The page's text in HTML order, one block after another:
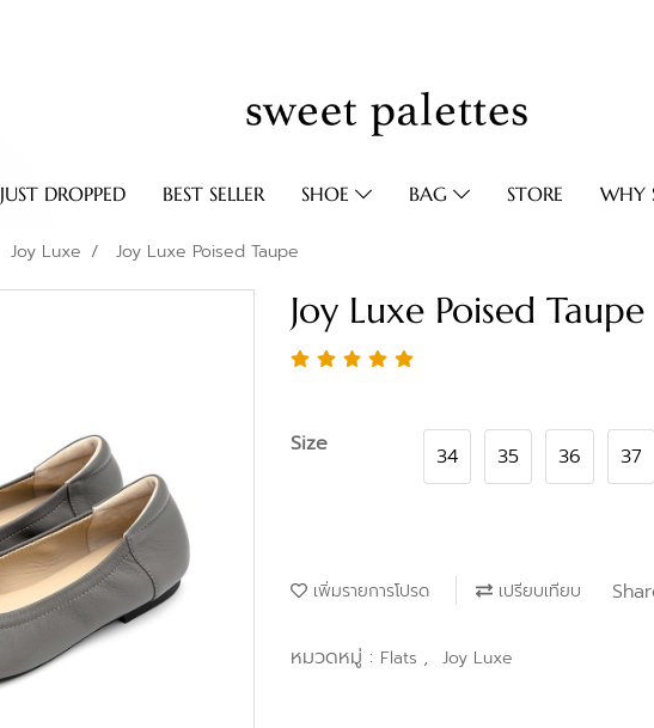
JUST DROPPED BEST SELLER SHOE BAG STORE WHY
Joy Luxe Joy Luxe Poised Taupe
Joy Luxe Poised Taupe
Size 34 35 36 37
เพิ่มรายการโปรด เปรียบเทียบ
หมวดหมู่ : Flats , Joy Luxe